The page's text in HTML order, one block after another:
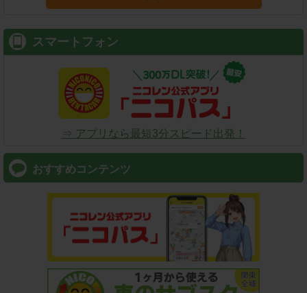
スマートフォン
⇒ アプリなら最短3分スピード出発！
おすすめコンテンツ